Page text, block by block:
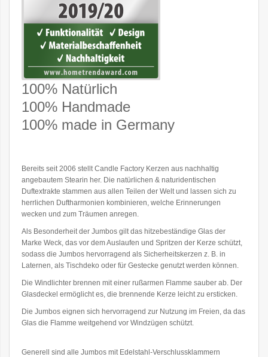
100% Natürlich
100% Handmade
100% made in Germany
Bereits seit 2006 stellt Candle Factory Kerzen aus nachhaltig
angebautem Stearin her. Die natürlichen & naturidentischen
Duftextrakte stammen aus allen Teilen der Welt und lassen sich zu
herrlichen Duftharmonien kombinieren, welche Erinnerungen
wecken und zum Träumen anregen.
Als Besonderheit der Jumbos gilt das hitzebeständige Glas der
Marke Weck, das vor dem Auslaufen und Spritzen der Kerze schützt,
sodass die Jumbos hervorragend als Sicherheitskerzen z. B. in
Laternen, als Tischdeko oder für Gestecke genutzt werden können.
Die Windlichter brennen mit einer rußarmen Flamme sauber ab. Der
Glasdeckel ermöglicht es, die brennende Kerze leicht zu ersticken.
Die Jumbos eignen sich hervorragend zur Nutzung im Freien, da das
Glas die Flamme weitgehend vor Windzügen schützt.
Generell sind alle Jumbos mit Edelstahl-Verschlussklammern